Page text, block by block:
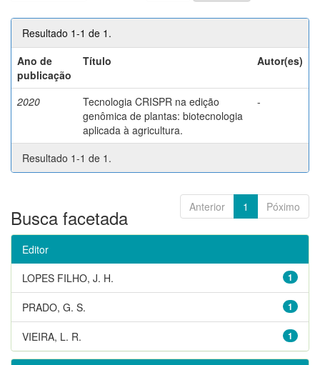
Resultado 1-1 de 1.
Ano de
publicação
Título Autor(es)
2020
Tecnologia CRISPR na edição
genômica de plantas: biotecnologia
aplicada à agricultura.
-
Resultado 1-1 de 1.
Anterior 1 Póximo
Busca facetada
Editor
1
LOPES FILHO, J. H.
1
PRADO, G. S.
1
VIEIRA, L. R.